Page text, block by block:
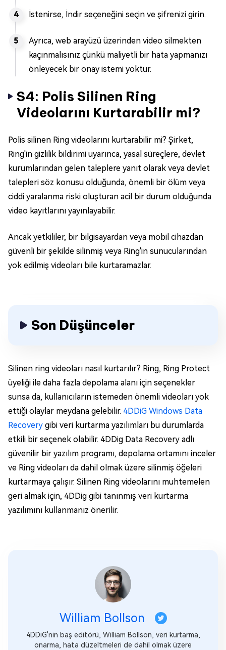
İstenirse, İndir seçeneğini seçin ve şifrenizi girin.
Ayrıca, web arayüzü üzerinden video silmekten
kaçınmalısınız çünkü maliyetli bir hata yapmanızı
önleyecek bir onay istemi yoktur.
S4: Polis Silinen Ring
Videolarını Kurtarabilir mi?
Polis silinen Ring videolarını kurtarabilir mi? Şirket,
Ring'in gizlilik bildirimi uyarınca, yasal süreçlere, devlet
kurumlarından gelen taleplere yanıt olarak veya devlet
talepleri söz konusu olduğunda, önemli bir ölüm veya
ciddi yaralanma riski oluşturan acil bir durum olduğunda
video kayıtlarını yayınlayabilir.
Ancak yetkililer, bir bilgisayardan veya mobil cihazdan
güvenli bir şekilde silinmiş veya Ring'in sunucularından
yok edilmiş videoları bile kurtaramazlar.
Son Düşünceler
Silinen ring videoları nasıl kurtarılır? Ring, Ring Protect
üyeliği ile daha fazla depolama alanı için seçenekler
sunsa da, kullanıcıların istemeden önemli videoları yok
ettiği olaylar meydana gelebilir. 4DDiG Windows Data
Recovery gibi veri kurtarma yazılımları bu durumlarda
etkili bir seçenek olabilir. 4DDig Data Recovery adlı
güvenilir bir yazılım programı, depolama ortamını inceler
ve Ring videoları da dahil olmak üzere silinmiş öğeleri
kurtarmaya çalışır. Silinen Ring videolarını muhtemelen
geri almak için, 4DDig gibi tanınmış veri kurtarma
yazılımını kullanmanız önerilir.
William Bollson
4DDiG'nin baş editörü, William Bollson, veri kurtarma,
onarma, hata düzeltmeleri de dahil olmak üzere